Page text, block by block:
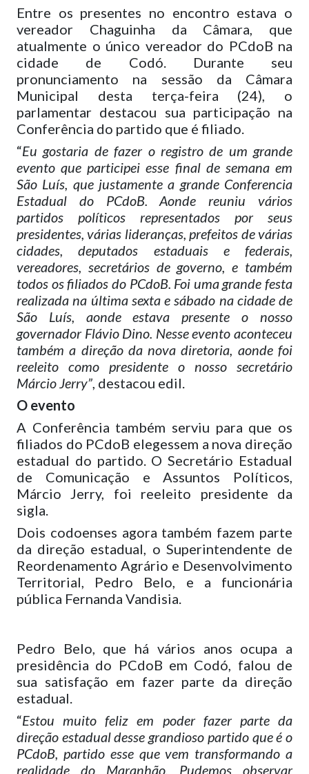
Entre os presentes no encontro estava o
vereador Chaguinha da Câmara, que
atualmente o único vereador do PCdoB na
cidade de Codó. Durante seu
pronunciamento na sessão da Câmara
Municipal desta terça-feira (24), o
parlamentar destacou sua participação na
Conferência do partido que é filiado.
“Eu gostaria de fazer o registro de um grande
evento que participei esse final de semana em
São Luís, que justamente a grande Conferencia
Estadual do PCdoB. Aonde reuniu vários
partidos políticos representados por seus
presidentes, várias lideranças, prefeitos de várias
cidades, deputados estaduais e federais,
vereadores, secretários de governo, e também
todos os filiados do PCdoB. Foi uma grande festa
realizada na última sexta e sábado na cidade de
São Luís, aonde estava presente o nosso
governador Flávio Dino. Nesse evento aconteceu
também a direção da nova diretoria, aonde foi
reeleito como presidente o nosso secretário
Márcio Jerry”, destacou edil.
O evento
A Conferência também serviu para que os
filiados do PCdoB elegessem a nova direção
estadual do partido. O Secretário Estadual
de Comunicação e Assuntos Políticos,
Márcio Jerry, foi reeleito presidente da
sigla.
Dois codoenses agora também fazem parte
da direção estadual, o Superintendente de
Reordenamento Agrário e Desenvolvimento
Territorial, Pedro Belo, e a funcionária
pública Fernanda Vandisia.
Pedro Belo, que há vários anos ocupa a
presidência do PCdoB em Codó, falou de
sua satisfação em fazer parte da direção
estadual.
“Estou muito feliz em poder fazer parte da
direção estadual desse grandioso partido que é o
PCdoB, partido esse que vem transformando a
realidade do Maranhão. Pudemos observar